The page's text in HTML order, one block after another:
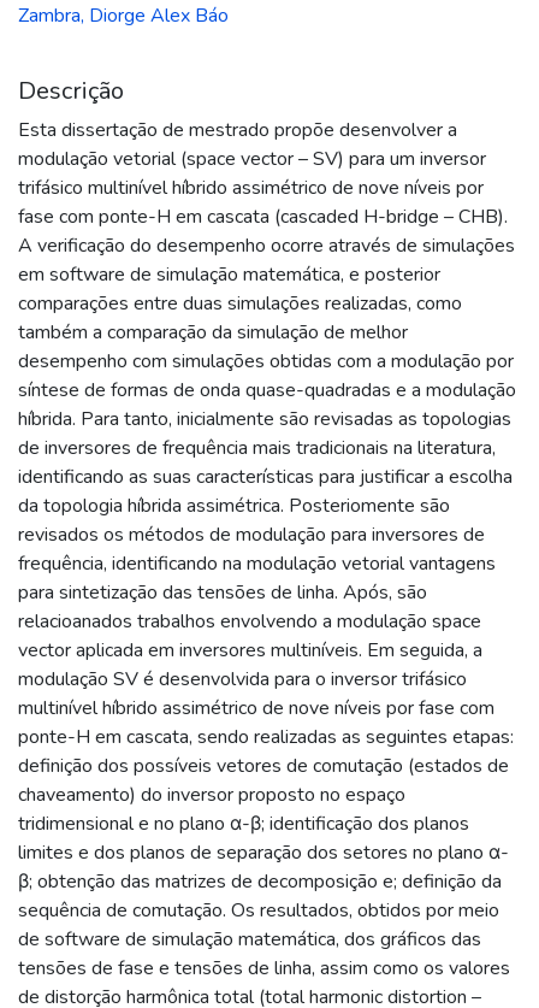
Zambra, Diorge Alex Báo
Descrição
Esta dissertação de mestrado propõe desenvolver a
modulação vetorial (space vector – SV) para um inversor
trifásico multinível híbrido assimétrico de nove níveis por
fase com ponte-H em cascata (cascaded H-bridge – CHB).
A verificação do desempenho ocorre através de simulações
em software de simulação matemática, e posterior
comparações entre duas simulações realizadas, como
também a comparação da simulação de melhor
desempenho com simulações obtidas com a modulação por
síntese de formas de onda quase-quadradas e a modulação
híbrida. Para tanto, inicialmente são revisadas as topologias
de inversores de frequência mais tradicionais na literatura,
identificando as suas características para justificar a escolha
da topologia híbrida assimétrica. Posteriomente são
revisados os métodos de modulação para inversores de
frequência, identificando na modulação vetorial vantagens
para sintetização das tensões de linha. Após, são
relacioanados trabalhos envolvendo a modulação space
vector aplicada em inversores multiníveis. Em seguida, a
modulação SV é desenvolvida para o inversor trifásico
multinível híbrido assimétrico de nove níveis por fase com
ponte-H em cascata, sendo realizadas as seguintes etapas:
definição dos possíveis vetores de comutação (estados de
chaveamento) do inversor proposto no espaço
tridimensional e no plano α-β; identificação dos planos
limites e dos planos de separação dos setores no plano α-
β; obtenção das matrizes de decomposição e; definição da
sequência de comutação. Os resultados, obtidos por meio
de software de simulação matemática, dos gráficos das
tensões de fase e tensões de linha, assim como os valores
de distorção harmônica total (total harmonic distortion –